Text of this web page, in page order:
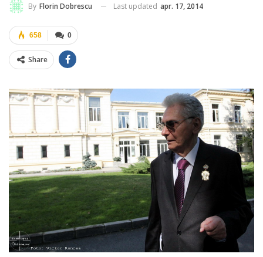
By Florin Dobrescu Last updated apr. 17, 2014
0
658
Share